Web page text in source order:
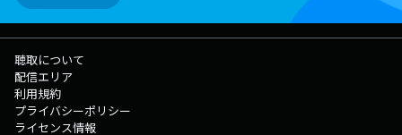
聴取について
配信エリア
利用規約
プライバシーポリシー
ライセンス情報